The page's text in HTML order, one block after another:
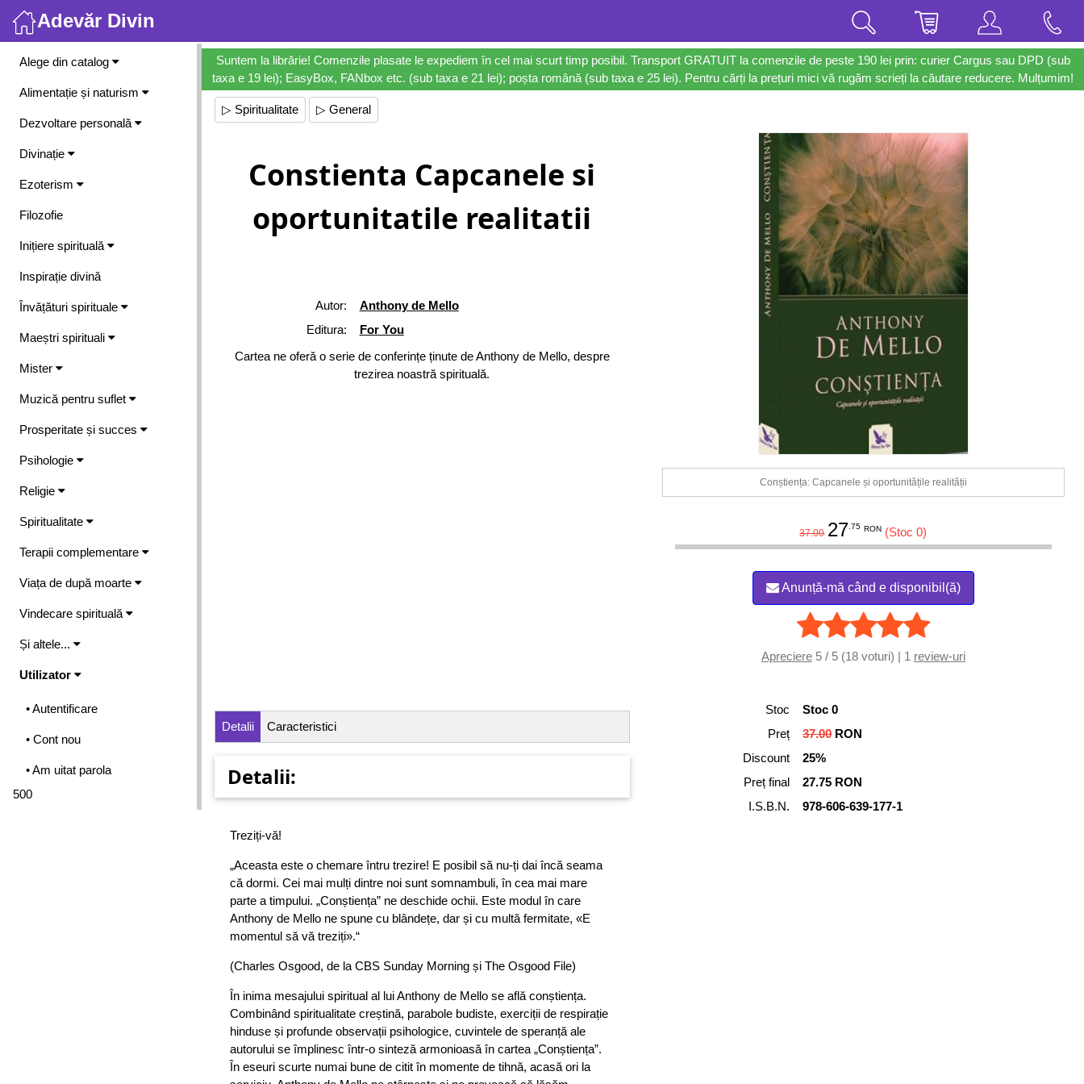
Adevăr Divin
Meniu
Alege din catalog
Alimentație și naturism
Dezvoltare personală
Divinație
Ezoterism
Filozofie
Inițiere spirituală
Inspirație divină
Învățături spirituale
Maeștri spirituali
Mister
Muzică pentru suflet
Prosperitate și succes
Psihologie
Religie
Spiritualitate
Terapii complementare
Viața de după moarte
Vindecare spirituală
Și altele...
Utilizator
• Autentificare
• Cont nou
• Am uitat parola
500
Suntem la librărie! Comenzile plasate le expediem în cel mai scurt timp posibil. Transport GRATUIT la comenzile de peste 190 lei prin: curier Cargus sau DPD (sub
taxa e 19 lei); EasyBox, FANbox etc. (sub taxa e 21 lei); poșta română (sub taxa e 25 lei). Pentru cărți la prețuri mici vă rugăm scrieți la căutare reducere. Mulțumim!
▷ Spiritualitate ▷ General
Constienta Capcanele si
oportunitatile realitatii
Autor:
Anthony de Mello
Editura:
For You
Cartea ne oferă o serie de conferințe ținute de Anthony de Mello, despre
trezirea noastră spirituală.
Conștiența: Capcanele și oportunitățile realității
37.00 27 .75 RON (Stoc 0)
Anunță-mă când e disponibil(ă)
Apreciere5 / 5 (18 voturi) | 1 review-uri
Detalii Caracteristici
Detalii:
Treziți-vă!
„Aceasta este o chemare întru trezire! E posibil să nu-ți dai încă seama
că dormi. Cei mai mulți dintre noi sunt somnambuli, în cea mai mare
parte a timpului. „Conștiența” ne deschide ochii. Este modul în care
Anthony de Mello ne spune cu blândețe, dar și cu multă fermitate, «E
momentul să vă treziți».“
(Charles Osgood, de la CBS Sunday Morning și The Osgood File)
În inima mesajului spiritual al lui Anthony de Mello se află conștiența.
Combinând spiritualitate creștină, parabole budiste, exerciții de respirație
hinduse și profunde observații psihologice, cuvintele de speranță ale
autorului se împlinesc într-o sinteză armonioasă în cartea „Conștiența”.
În eseuri scurte numai bune de citit în momente de tihnă, acasă ori la
Stoc
Stoc 0
Preț
37.00RON
Discount
25%
Preț final
27.75 RON
I.S.B.N.
978-606-639-177-1